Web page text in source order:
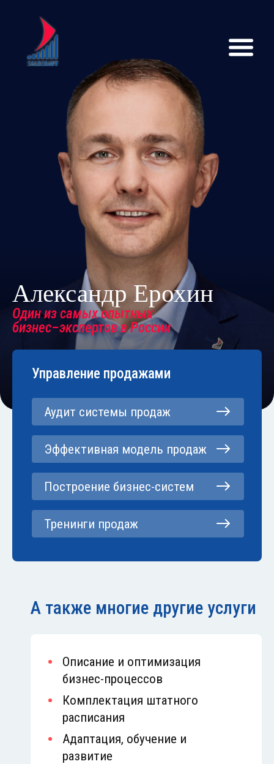
Александр Ерохин
Один из самых опытных
бизнес–экспертов в России
Управление продажами
Аудит системы продаж
Эффективная модель продаж
Построение бизнес-систем
Тренинги продаж
А также многие другие услуги
Описание и оптимизация
бизнес-процессов
Комплектация штатного
расписания
Адаптация, обучение и
развитие